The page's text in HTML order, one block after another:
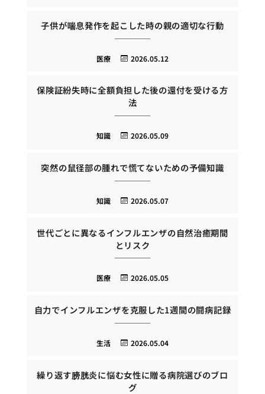
子供が喘息発作を起こした時の親の適切な行動
2026.05.12
医療
保険証紛失時に全額負担した後の還付を受ける方
法
2026.05.09
知識
突然の鼠径部の腫れで慌てないための予備知識
2026.05.07
知識
世代ごとに異なるインフルエンザの自然治癒期間
とリスク
2026.05.05
医療
自力でインフルエンザを克服した1週間の闘病記録
2026.05.04
生活
繰り返す膀胱炎に悩む女性に贈る病院選びのブロ
グ